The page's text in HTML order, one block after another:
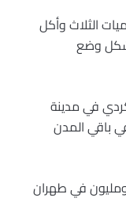
الثلاث وأكل
وضع
في مدينة
باقي المدن
في طهران